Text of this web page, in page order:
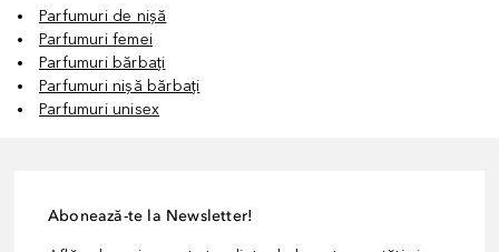
Parfumuri de nișă
Parfumuri femei
Parfumuri bărbați
Parfumuri nișă bărbați
Parfumuri unisex
Abonează-te la Newsletter!